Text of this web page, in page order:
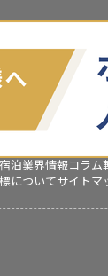
泊業界情報コラム
についてサイトマ